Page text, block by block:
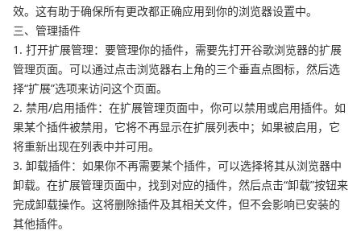
效。这有助于确保所有更改都正确应用到你的浏览器设置中。
三、管理插件
1. 打开扩展管理：要管理你的插件，需要先打开谷歌浏览器的扩展
管理页面。可以通过点击浏览器右上角的三个垂直点图标，然后选
择“扩展”选项来访问这个页面。
2. 禁用/启用插件：在扩展管理页面中，你可以禁用或启用插件。如
果某个插件被禁用，它将不再显示在扩展列表中；如果被启用，它
将重新出现在列表中并可用。
3. 卸载插件：如果你不再需要某个插件，可以选择将其从浏览器中
卸载。在扩展管理页面中，找到对应的插件，然后点击“卸载”按钮来
完成卸载操作。这将删除插件及其相关文件，但不会影响已安装的
其他插件。